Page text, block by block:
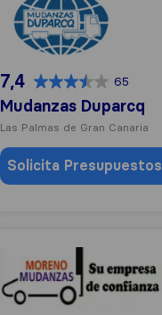
7,4 65
Mudanzas Duparcq
Las Palmas de Gran Canaria
Solicita Presupuestos
Mudanzas Moreno